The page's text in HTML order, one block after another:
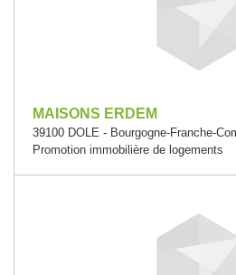
MAISONS ERDEM
39100 DOLE - Bourgogne-Franche-
Promotion immobilière de logements